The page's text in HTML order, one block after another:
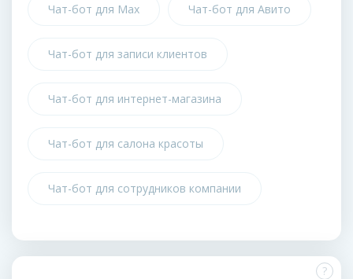
Чат-бот для Max Чат-бот для Авито
Чат-бот для записи клиентов
Чат-бот для интернет-магазина
Чат-бот для салона красоты
Чат-бот для сотрудников компании
?